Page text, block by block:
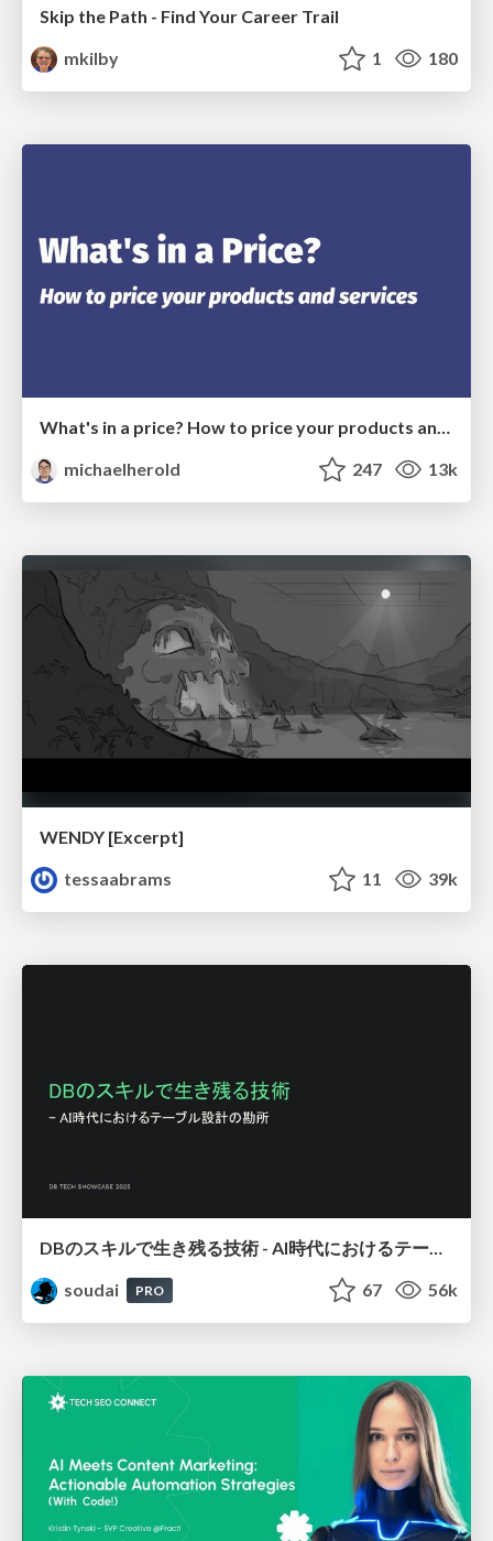
Skip the Path - Find Your Career Trail
mkilby
1 180
What's in a price? How to price your products and services
michaelherold
247 13k
WENDY [Excerpt]
tessaabrams
11 39k
soudai
PRO 67 56k